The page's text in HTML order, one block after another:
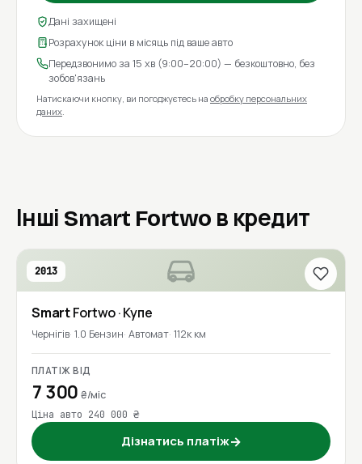
Дані захищені
Розрахунок ціни в місяць під ваше авто
Передзвонимо за 15 хв (9:00–20:00) — безкоштовно, без
зобов'язань
Натискаючи кнопку, ви погоджуєтесь на обробку персональних
даних.
Інші Smart Fortwo в кредит
2013
SmartFortwo· Купе
Чернігів 1.0 Бензин Автомат 112к км
ПЛАТІЖ ВІД
7 300₴/міс
Ціна авто 240 000 ₴
Дізнатись платіж→